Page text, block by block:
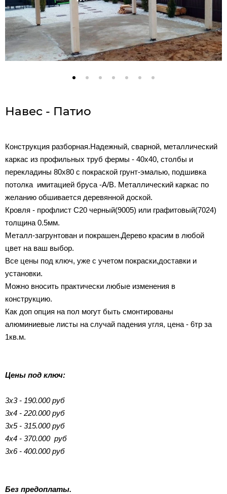
Навес - Патио
Конструкция разборная.Надежный, сварной, металлический
каркас из профильных труб фермы - 40х40, столбы и
перекладины 80х80 с покраской грунт-эмалью, подшивка
потолка имитацией бруса -A/B. Металлический каркас по
желанию обшивается деревянной доской.
Кровля - профлист C20 черный(9005) или графитовый(7024)
толщина 0.5мм.
Металл-загрунтован и покрашен.Дерево красим в любой
цвет на ваш выбор.
Все цены под ключ, уже с учетом покраски,доставки и
установки.
Можно вносить практически любые изменения в
конструкцию.
Как доп опция на пол могут быть смонтированы
алюминиевые листы на случай падения угля, цена - 6тр за
1кв.м.
Цены под ключ:
3х3 - 190.000 руб
3х4 - 220.000 руб
3х5 - 315.000 руб
4х4 - 370.000 руб
3х6 - 400.000 руб
Без предоплаты.